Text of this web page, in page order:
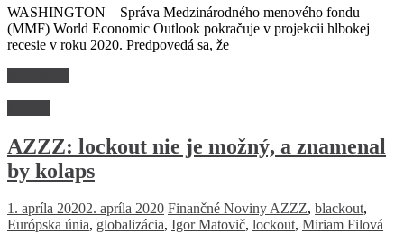
WASHINGTON – Správa Medzinárodného menového fondu
(MMF) World Economic Outlook pokračuje v projekcii hlbokej
recesie v roku 2020. Predpovedá sa, že
AZZZ: lockout nie je možný, a znamenal
by kolaps
1. apríla 20202. apríla 2020 Finančné NovinyAZZZ, blackout,
Európska únia, globalizácia, Igor Matovič, lockout, Miriam Filová